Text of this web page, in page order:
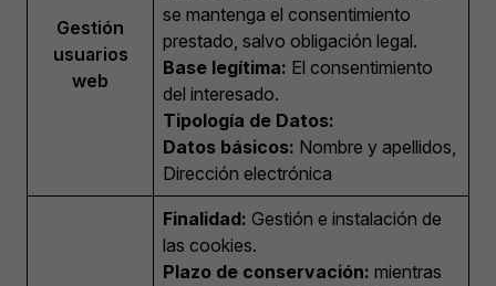
Gestión
usuarios
web
se mantenga el consentimiento
prestado, salvo obligación legal.
Base legítima: El consentimiento
del interesado.
Tipología de Datos:
Datos básicos: Nombre y apellidos,
Dirección electrónica
Finalidad: Gestión e instalación de
las cookies.
Plazo de conservación: mientras